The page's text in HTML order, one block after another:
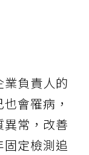
負責人的
會罹病，
常，改善
定檢測追